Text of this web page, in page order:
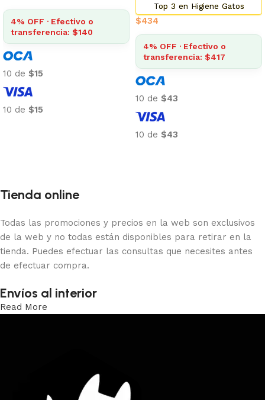
4% OFF · Efectivo o
transferencia: $140
10 de $15
10 de $15
Top 3 en Higiene Gatos
$434
4% OFF · Efectivo o
transferencia: $417
10 de $43
10 de $43
Tienda online
Todas las promociones y precios en la web son exclusivos
de la web y no todas están disponibles para retirar en la
tienda. Puedes efectuar las consultas que necesites antes
de efectuar compra.
Envíos al interior
Read More